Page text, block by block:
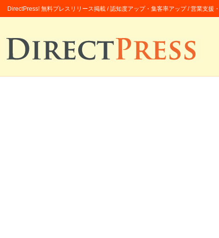
DirectPress! 無料プレスリリース掲載 / 認知度アップ・集客率アップ / 営業支援